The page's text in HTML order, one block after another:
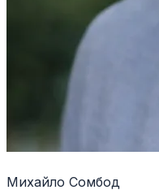
Михайло Сомбод